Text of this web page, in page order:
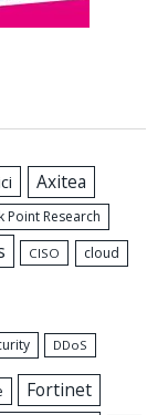
Axitea
Point Research
CISO cloud
DDoS
Fortinet